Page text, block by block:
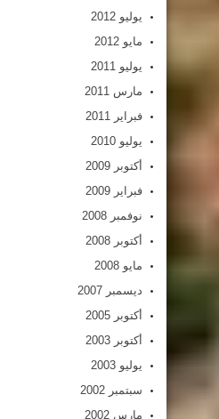
يوليو 2012
مايو 2012
يوليو 2011
مارس 2011
فبراير 2011
يوليو 2010
أكتوبر 2009
فبراير 2009
نوفمبر 2008
أكتوبر 2008
مايو 2008
ديسمبر 2007
أكتوبر 2005
أكتوبر 2003
يوليو 2003
سبتمبر 2002
مارس 2002